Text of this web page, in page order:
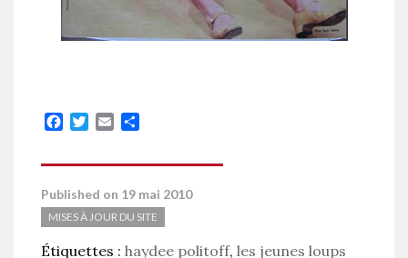
Facebook
TwitterEmail
Published on 19 mai 2010
MISES À JOUR DU SITE
Étiquettes : haydee politoff, les jeunes loups